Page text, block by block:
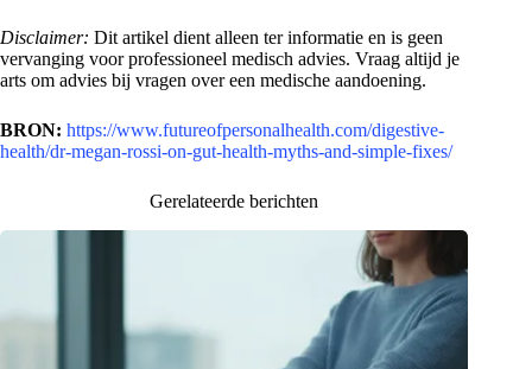
Disclaimer: Dit artikel dient alleen ter informatie en is geen
vervanging voor professioneel medisch advies. Vraag altijd je
arts om advies bij vragen over een medische aandoening.
BRON: https://www.futureofpersonalhealth.com/digestive-
health/dr-megan-rossi-on-gut-health-myths-and-simple-fixes/
Gerelateerde berichten